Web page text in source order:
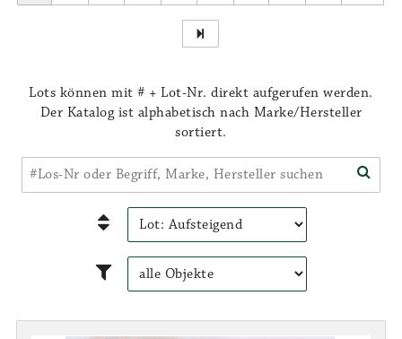
Lots können mit # + Lot-Nr. direkt aufgerufen werden.
Der Katalog ist alphabetisch nach Marke/Hersteller
sortiert.